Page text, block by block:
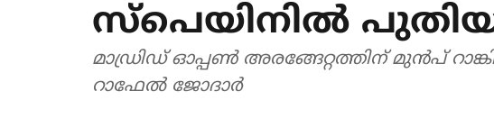
സ്പെയിനിൽ
മാഡ്രിഡ് ഓപ്പൺ അരങ്ങേറ്റത്തിന് മുൻപ്
റാഫേൽ ജോദാർ